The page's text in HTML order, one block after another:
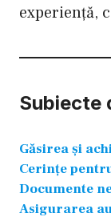
experiență,
Subiecte
Găsirea și
Cerințe
Documente
Asigurarea